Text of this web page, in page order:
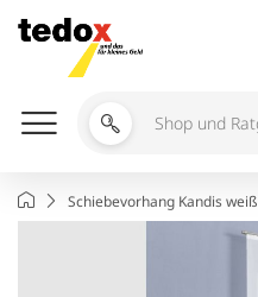
Inhalt
springen
Shop
durchsuchen
StartseiteSchiebevorhang Kandis weiß